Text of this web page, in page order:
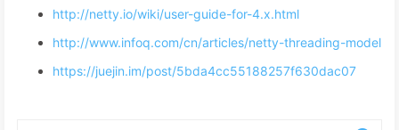
http://netty.io/wiki/user-guide-for-4.x.html
http://www.infoq.com/cn/articles/netty-threading-model
https://juejin.im/post/5bda4cc55188257f630dac07